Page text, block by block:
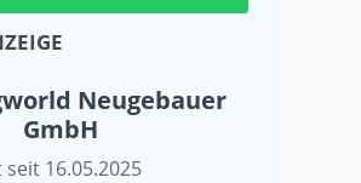
Neugebauer
GmbH
16.05.2025